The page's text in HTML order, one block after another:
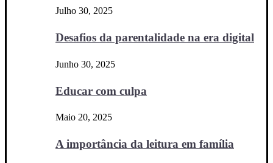
Julho 30, 2025
Desafios da parentalidade na era digital
Junho 30, 2025
Educar com culpa
Maio 20, 2025
A importância da leitura em família